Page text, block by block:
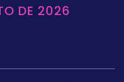
DE 2026